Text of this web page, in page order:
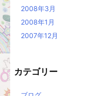
2008年3月
2008年1月
2007年12月
カテゴリー